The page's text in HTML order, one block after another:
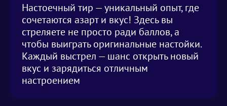
Настоечный тир — уникальный опыт, где
сочетаются азарт и вкус! Здесь вы
стреляете не просто ради баллов, а
чтобы выиграть оригинальные настойки.
Каждый выстрел — шанс открыть новый
вкус и зарядиться отличным
настроением